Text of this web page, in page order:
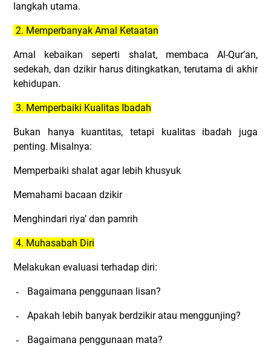
langkah utama.
2. Memperbanyak Amal Ketaatan
Amal kebaikan seperti shalat, membaca Al-Qur’an,
sedekah, dan dzikir harus ditingkatkan, terutama di akhir
kehidupan.
3. Memperbaiki Kualitas Ibadah
Bukan hanya kuantitas, tetapi kualitas ibadah juga
penting. Misalnya:
Memperbaiki shalat agar lebih khusyuk
Memahami bacaan dzikir
Menghindari riya’ dan pamrih
4. Muhasabah Diri
Melakukan evaluasi terhadap diri:
- Bagaimana penggunaan lisan?
- Apakah lebih banyak berdzikir atau menggunjing?
- Bagaimana penggunaan mata?